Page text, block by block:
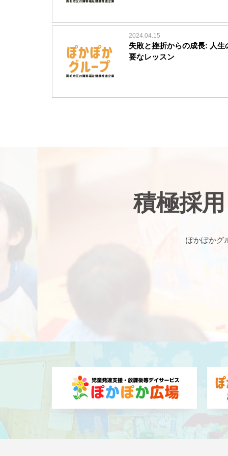
2024.04.15
失敗と挫折からの成長: 人生
要なレッスン
積極採
ぽかぽかグ